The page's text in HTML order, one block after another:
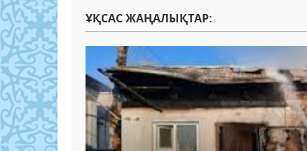
ҰҚСАС ЖАҢАЛЫҚТАР: